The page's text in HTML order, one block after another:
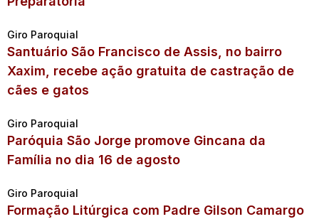
Giro Paroquial
Santuário São Francisco de Assis, no bairro
Xaxim, recebe ação gratuita de castração de
cães e gatos
Giro Paroquial
Paróquia São Jorge promove Gincana da
Família no dia 16 de agosto
Giro Paroquial
Formação Litúrgica com Padre Gilson Camargo